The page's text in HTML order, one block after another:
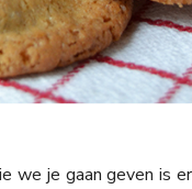
we je gaan geven is